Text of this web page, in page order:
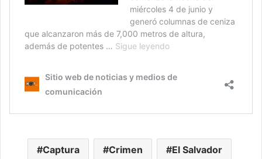
Captura Crimen El Salvador